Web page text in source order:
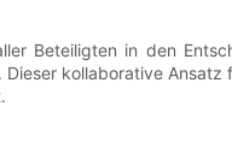
Beteiligten in den
kollaborative Ansatz